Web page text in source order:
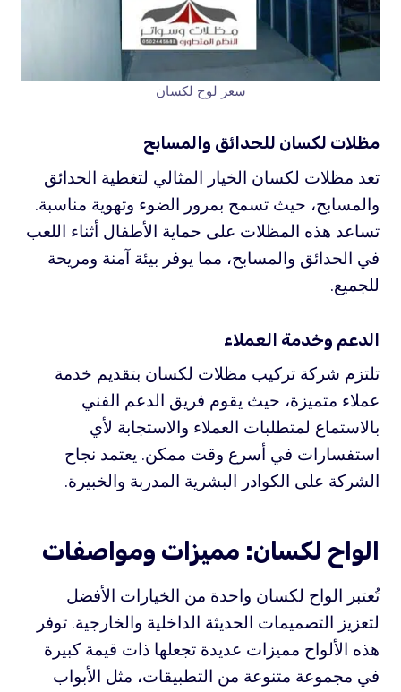
سعر لوح لكسان
مظلات لكسان للحدائق والمسابح
تعد مظلات لكسان الخيار المثالي لتغطية الحدائق
والمسابح، حيث تسمح بمرور الضوء وتهوية مناسبة.
تساعد هذه المظلات على حماية الأطفال أثناء اللعب
في الحدائق والمسابح، مما يوفر بيئة آمنة ومريحة
للجميع.
الدعم وخدمة العملاء
تلتزم شركة تركيب مظلات لكسان بتقديم خدمة
عملاء متميزة، حيث يقوم فريق الدعم الفني
بالاستماع لمتطلبات العملاء والاستجابة لأي
استفسارات في أسرع وقت ممكن. يعتمد نجاح
الشركة على الكوادر البشرية المدربة والخبيرة.
الواح لكسان: مميزات ومواصفات
تُعتبر الواح لكسان واحدة من الخيارات الأفضل
لتعزيز التصميمات الحديثة الداخلية والخارجية. توفر
هذه الألواح مميزات عديدة تجعلها ذات قيمة كبيرة
في مجموعة متنوعة من التطبيقات، مثل الأبواب